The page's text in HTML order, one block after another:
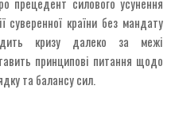
суверенної країни без мандату
кризу далеко за межі
принципові питання щодо
та балансу сил.